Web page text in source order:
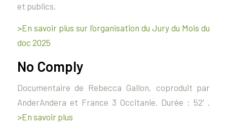
et publics.
>En savoir plus sur l’organisation du Jury du Mois du
doc 2025
No Comply
Documentaire de Rebecca Gallon, coproduit par
AnderAndera et France 3 Occitanie. Durée : 52′.
>En savoir plus